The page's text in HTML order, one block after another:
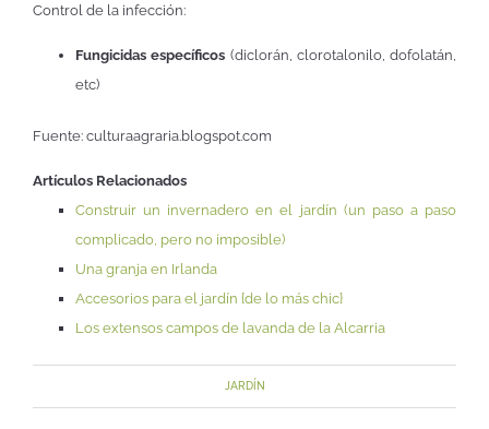
Control de la infección:
Fungicidas específicos (diclorán, clorotalonilo, dofolatán,
etc)
Fuente: culturaagraria.blogspot.com
Artículos Relacionados
Construir un invernadero en el jardín (un paso a paso
complicado, pero no imposible)
Una granja en Irlanda
Accesorios para el jardín {de lo más chic}
Los extensos campos de lavanda de la Alcarria
JARDÍN